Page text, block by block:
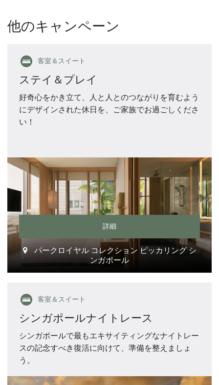
他のキャンペーン
客室＆スイート
ステイ＆プレイ
好奇心をかき立て、人と人とのつながりを育むよう
にデザインされた休日を、ご家族でお過ごしくださ
い！
詳細
パークロイヤル コレクション ピッカリング シ
ンガポール
客室＆スイート
シンガポールナイトレース
シンガポールで最もエキサイティングなナイトレー
スの記念すべき復活に向けて、準備を整えましょ
う。